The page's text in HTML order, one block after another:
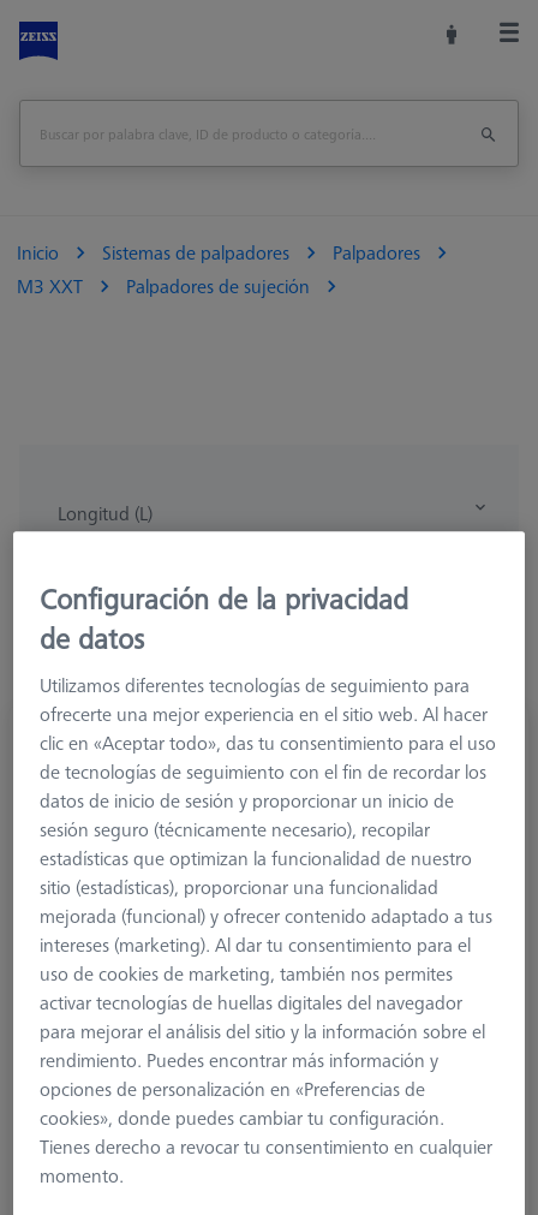
Inicio Sistemas de palpadores
Palpadores
M3 XXT
Palpadores de sujeción
Longitud (L)
Palpador recto M3 XXT, DK3 L20
626103-0311-020
Configuración de la privacidad
de datos
Utilizamos diferentes tecnologías de seguimiento para
ofrecerte una mejor experiencia en el sitio web. Al hacer
clic en «Aceptar todo», das tu consentimiento para el uso
de tecnologías de seguimiento con el fin de recordar los
datos de inicio de sesión y proporcionar un inicio de
sesión seguro (técnicamente necesario), recopilar
estadísticas que optimizan la funcionalidad de nuestro
sitio (estadísticas), proporcionar una funcionalidad
mejorada (funcional) y ofrecer contenido adaptado a tus
intereses (marketing). Al dar tu consentimiento para el
uso de cookies de marketing, también nos permites
activar tecnologías de huellas digitales del navegador
para mejorar el análisis del sitio y la información sobre el
rendimiento. Puedes encontrar más información y
opciones de personalización en «Preferencias de
cookies», donde puedes cambiar tu configuración.
Tienes derecho a revocar tu consentimiento en cualquier
momento.